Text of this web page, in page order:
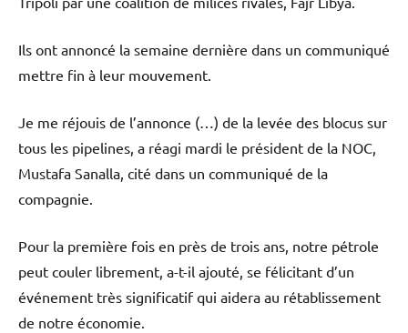
Ils ont annoncé la semaine dernière dans un communiqué
mettre fin à leur mouvement.
Je me réjouis de l’annonce (…) de la levée des blocus sur
tous les pipelines, a réagi mardi le président de la NOC,
Mustafa Sanalla, cité dans un communiqué de la
compagnie.
Pour la première fois en près de trois ans, notre pétrole
peut couler librement, a-t-il ajouté, se félicitant d’un
événement très significatif qui aidera au rétablissement
de notre économie.